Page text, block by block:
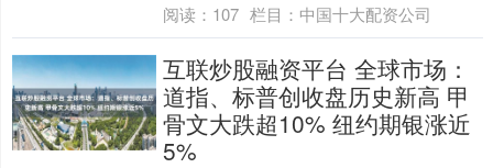
阅读： 107 栏目： 中国十大配资公司
互联炒股融资平台 全球市场：
道指、标普创收盘历史新高 甲
骨文大跌超10% 纽约期银涨近
5%